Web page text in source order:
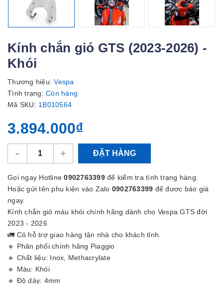
Kính chắn gió GTS (2023-2026) -
Khói
Thương hiệu: Vespa
Tình trạng: Còn hàng
Mã SKU: 1B010564
3.894.000₫
- + ĐẶT HÀNG
Gọi ngay Hotline0902763399để kiểm tra tình trạng hàng.
Hoặc gửi tên phụ kiện vào Zalo 0902763399 để được báo giá
ngay.
Kính chắn gió màu khói chính hãng dành cho Vespa GTS đời
2023 - 2026
🚛 Có hỗ trợ giao hàng tận nhà cho khách tỉnh.
🔹 Phân phối chính hãng Piaggio
🔹 Chất liệu: Inox, Methacrylate
🔹 Màu: Khói
🔹 Độ dày: 4mm